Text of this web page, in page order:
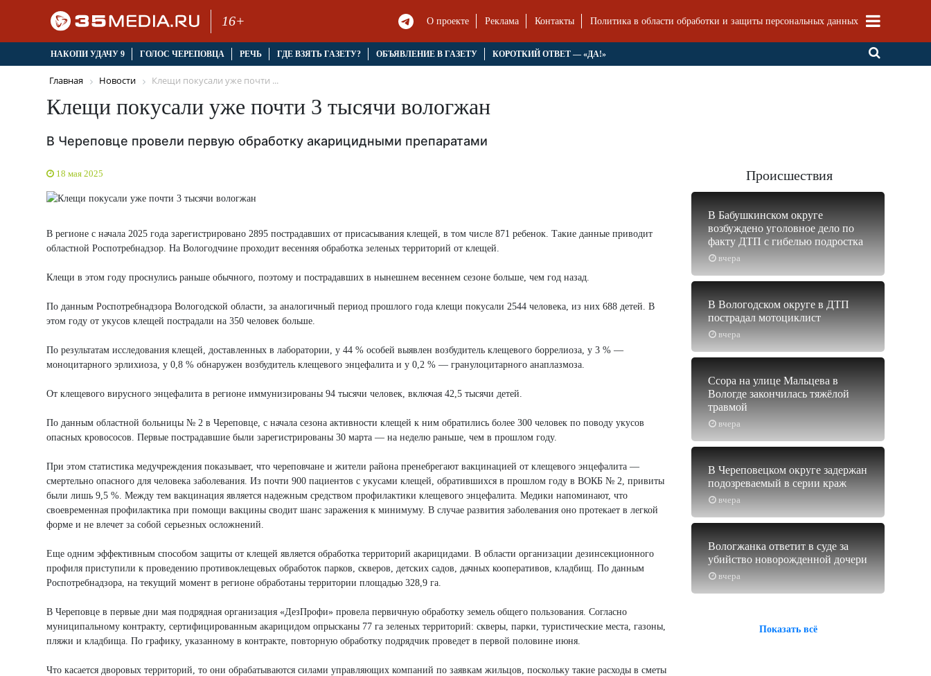
16+ О проекте Реклама Контакты Политика в области обработки и защиты персональных данных
НАКОПИ УДАЧУ 9 ГОЛОС ЧЕРЕПОВЦА РЕЧЬ ГДЕ ВЗЯТЬ ГАЗЕТУ? ОБЪЯВЛЕНИЕ В ГАЗЕТУ КОРОТКИЙ ОТВЕТ — «ДА!»
Главная Новости Клещи покусали уже почти ...
Клещи покусали уже почти 3 тысячи вологжан
В Череповце провели первую обработку акарицидными препаратами
18 мая 2025
В регионе с начала 2025 года зарегистрировано 2895 пострадавших от присасывания клещей, в том числе 871 ребенок. Такие данные приводит
областной Роспотребнадзор. На Вологодчине проходит весенняя обработка зеленых территорий от клещей.
Клещи в этом году проснулись раньше обычного, поэтому и пострадавших в нынешнем весеннем сезоне больше, чем год назад.
По данным Роспотребнадзора Вологодской области, за аналогичный период прошлого года клещи покусали 2544 человека, из них 688 детей. В
этом году от укусов клещей пострадали на 350 человек больше.
По результатам исследования клещей, доставленных в лаборатории, у 44 % особей выявлен возбудитель клещевого боррелиоза, у 3 % —
моноцитарного эрлихиоза, у 0,8 % обнаружен возбудитель клещевого энцефалита и у 0,2 % — гранулоцитарного анаплазмоза.
От клещевого вирусного энцефалита в регионе иммунизированы 94 тысячи человек, включая 42,5 тысячи детей.
По данным областной больницы № 2 в Череповце, с начала сезона активности клещей к ним обратились более 300 человек по поводу укусов
опасных кровососов. Первые пострадавшие были зарегистрированы 30 марта — на неделю раньше, чем в прошлом году.
При этом статистика медучреждения показывает, что череповчане и жители района пренебрегают вакцинацией от клещевого энцефалита —
смертельно опасного для человека заболевания. Из почти 900 пациентов с укусами клещей, обратившихся в прошлом году в ВОКБ № 2, привиты
были лишь 9,5 %. Между тем вакцинация является надежным средством профилактики клещевого энцефалита. Медики напоминают, что
своевременная профилактика при помощи вакцины сводит шанс заражения к минимуму. В случае развития заболевания оно протекает в легкой
форме и не влечет за собой серьезных осложнений.
Еще одним эффективным способом защиты от клещей является обработка территорий акарицидами. В области организации дезинсекционного
профиля приступили к проведению противоклещевых обработок парков, скверов, детских садов, дачных кооперативов, кладбищ. По данным
Роспотребнадзора, на текущий момент в регионе обработаны территории площадью 328,9 га.
В Череповце в первые дни мая подрядная организация «ДезПрофи» провела первичную обработку земель общего пользования. Согласно
муниципальному контракту, сертифицированным акарицидом опрысканы 77 га зеленых территорий: скверы, парки, туристические места, газоны,
пляжи и кладбища. По графику, указанному в контракте, повторную обработку подрядчик проведет в первой половине июня.
Что касается дворовых территорий, то они обрабатываются силами управляющих компаний по заявкам жильцов, поскольку такие расходы в сметы
Происшествия
вчера
В Бабушкинском округе
возбуждено уголовное дело по
факту ДТП с гибелью подростка
вчера
В Вологодском округе в ДТП
пострадал мотоциклист
вчера
Ссора на улице Мальцева в
Вологде закончилась тяжёлой
травмой
вчера
В Череповецком округе задержан
подозреваемый в серии краж
вчера
Вологжанка ответит в суде за
убийство новорожденной дочери
Показать всё